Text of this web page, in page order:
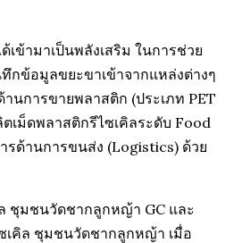
ข้ามาเป็นพลังเสริม ในการช่วย
กข้อมูลขยะขาเข้าจากแหล่งต่างๆ
นการขายพลาสติก (ประเภท PET
ตเม็ดพลาสติกรีไซเคิลระดับ Food
รด้านการขนส่ง (Logistics) ด้วย
ชุมชนวัดชากลูกหญ้า GC และ
เคิล ชุมชนวัดชากลูกหญ้า เมื่อ